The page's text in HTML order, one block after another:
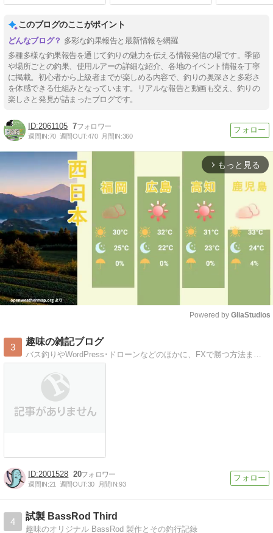
このブログのここがポイント
多彩な釣果報告と最新情報を網羅
多種多様な釣果報告を通じて釣りの魅力を伝える情報発信の場です。季節
や場所ごとの釣果、使用ルアーの詳細な紹介、各地のイベント情報を丁寧
に掲載。初心者から上級者までが楽しめる内容で、釣りの奥深さと多彩さ
を体感できる仕組みとなっています。リアルな報告と動画も交え、釣りの
楽しさと発見が詰まったブログです。
2061105 7
週間IN:70 週間OUT:470 月間IN:360
arrow_forward_ios もっと見る
Powered by GliaStudios
3
趣味の雑記ブログ
バス釣りやWordPress･ドローンなどのほかに、FXで勝つ方法まで幅広く書いています。
2001528 20
週間IN:21 週間OUT:30 月間IN:93
4
試製 BassRod Third
趣味のオリジナル BassRod 製作とその釣行記録